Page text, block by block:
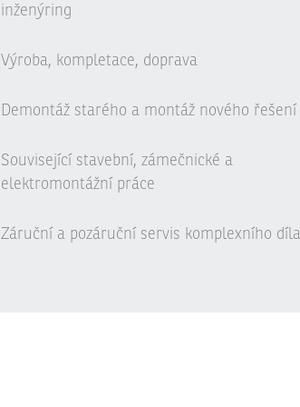
inženýring
Výroba, kompletace, doprava
Demontáž starého a montáž nového řešení
Související stavební, zámečnické a
elektromontážní práce
Záruční a pozáruční servis komplexního díla